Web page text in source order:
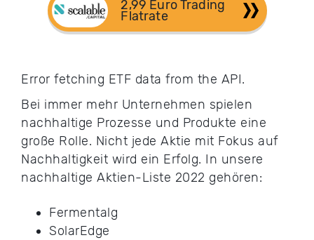
2,99 Euro Trading
Flatrate
Error fetching ETF data from the API.
Bei immer mehr Unternehmen spielen
nachhaltige Prozesse und Produkte eine
große Rolle. Nicht jede Aktie mit Fokus auf
Nachhaltigkeit wird ein Erfolg. In unsere
nachhaltige Aktien-Liste 2022 gehören:
Fermentalg
SolarEdge